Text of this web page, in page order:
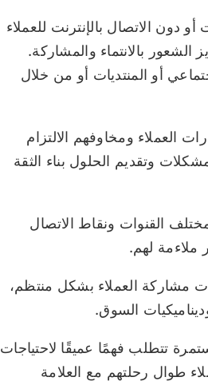
دون الاتصال بالإنترنت للعملاء
بالانتماء والمشاركة.
أو المنتديات أو من خلال
العملاء ومخاوفهم الالتزام
وتقديم الحلول بناء الثقة
القنوات ونقاط الاتصال
ملاءمة لهم.
مشاركة العملاء بشكل منتظم،
السوق.
تتطلب فهمًا عميقًا لاحتياجات
طوال رحلتهم مع العلامة